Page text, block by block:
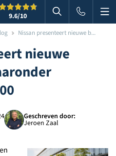
9.6/10 Zoeken in
Nissan presenteert nieuwe b...
nieuwe
Geschreven door:
Jeroen Zaal
en